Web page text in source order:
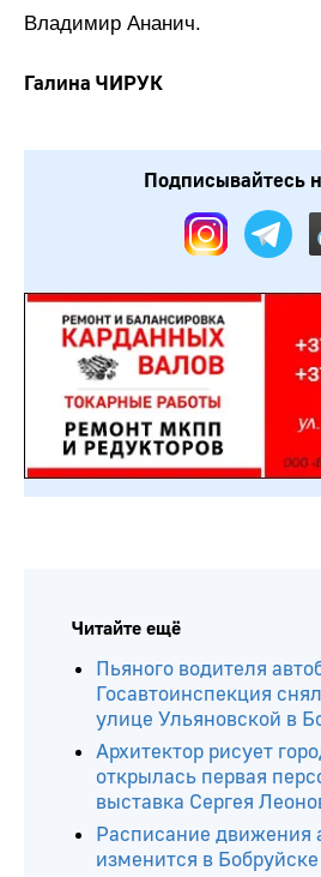
Владимир Ананич.
Галина ЧИРУК
Подписывайтесь
Читайте ещё
Пьяного водителя
Госавтоинспекция
улице Ульяновской в
Архитектор рисует
открылась первая
выставка Сергея
Расписание движения
изменится в